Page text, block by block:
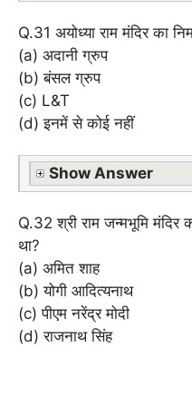
Q.31 अयोध्या राम मंदिर का
(a) अदानी ग्रुप
(b) बंसल ग्रुप
(c) L&T
(d) इनमें से कोई नहीं
Show Answer
Q.32 श्री राम जन्मभूमि मंदिर
था?
(a) अमित शाह
(b) योगी आदित्यनाथ
(c) पीएम नरेंद्र मोदी
(d) राजनाथ सिंह